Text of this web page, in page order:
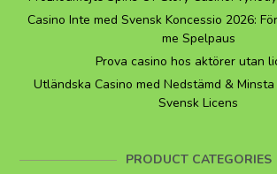
Casino Inte med Svensk Koncessio 2026:
me Spelpaus
Prova casino hos aktörer utan
Utländska Casino med Nedstämd &
Svensk Licens
PRODUCT CATEGORIES